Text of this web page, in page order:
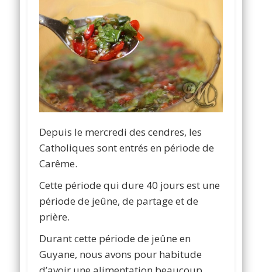
Depuis le mercredi des cendres, les
Catholiques sont entrés en période de
Carême.
Cette période qui dure 40 jours est une
période de jeûne, de partage et de
prière.
Durant cette période de jeûne en
Guyane, nous avons pour habitude